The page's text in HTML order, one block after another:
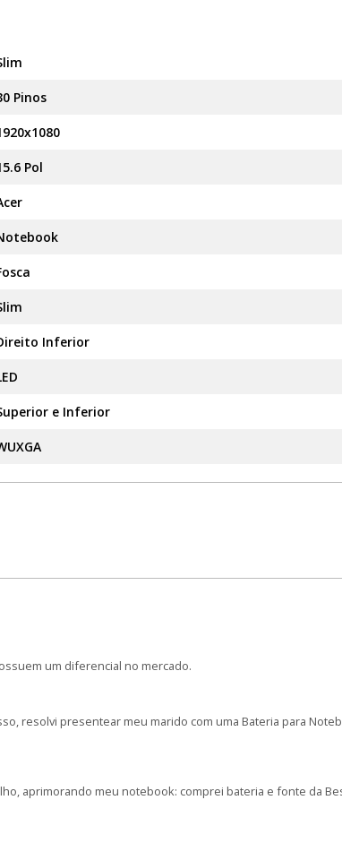
Pinos
Pol
Inferior
e Inferior
um diferencial no mercado.
resolvi presentear meu marido com uma Bateria para
aprimorando meu notebook: comprei bateria e fonte da